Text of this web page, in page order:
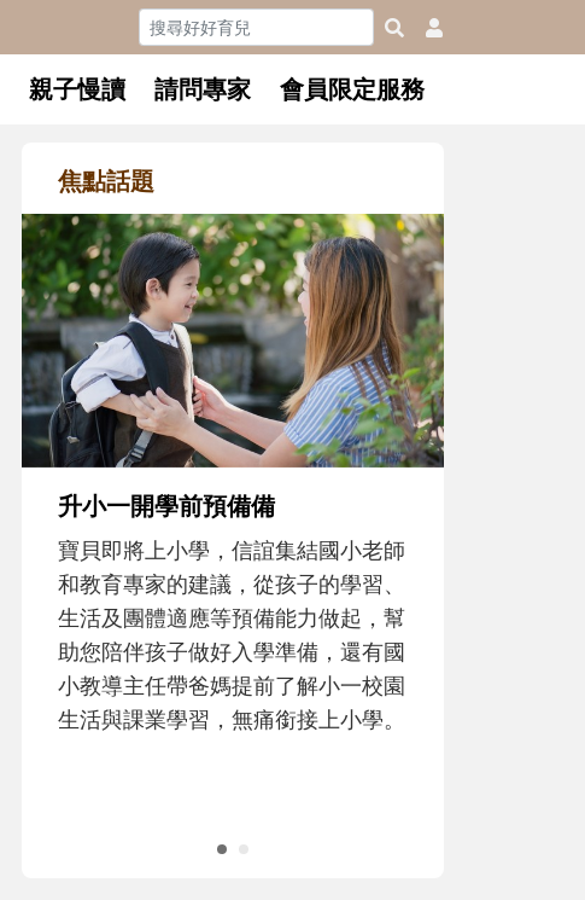
親子慢讀 請問專家 會員限定服務
焦點話題
升小一開學前預備備
寶貝即將上小學，信誼集結國小老師
和教育專家的建議，從孩子的學習、
生活及團體適應等預備能力做起，幫
助您陪伴孩子做好入學準備，還有國
小教導主任帶爸媽提前了解小一校園
生活與課業學習，無痛銜接上小學。